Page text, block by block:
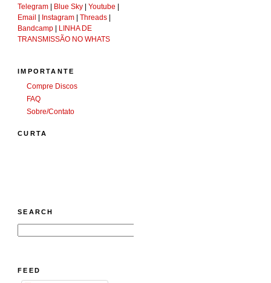
Telegram | Blue Sky |Youtube |
Email | Instagram |Threads |
Bandcamp | LINHA DE
TRANSMISSÃO NO WHATS
IMPORTANTE
Compre Discos
FAQ
Sobre/Contato
CURTA
SEARCH
FEED